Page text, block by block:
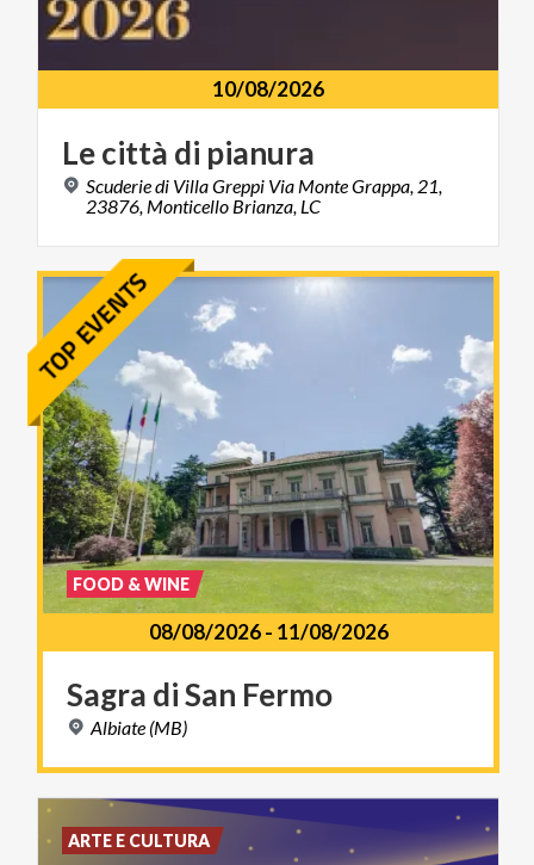
10/08/2026
Lecittà di pianura
Scuderie di Villa Greppi Via Monte Grappa, 21,
23876, Monticello Brianza, LC
08/08/2026- 11/08/2026
Sagra diSan Fermo
Albiate (MB)
FOOD & WINE
ARTE E CULTURA